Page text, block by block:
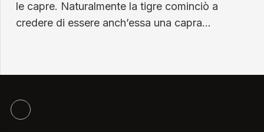
le capre. Naturalmente la tigre cominciò a
credere di essere anch’essa una capra…